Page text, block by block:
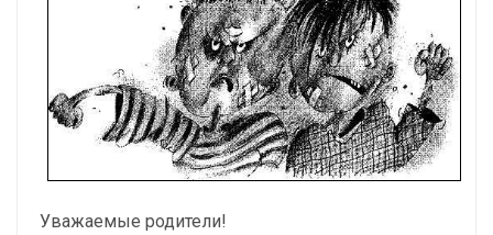
Уважаемые родители!